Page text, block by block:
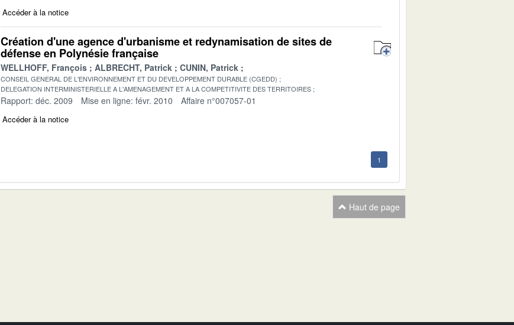
Accéder à la notice
Création d'une agence d'urbanisme et redynamisation de sites de
défense en Polynésie française
WELLHOFF, François ALBRECHT, Patrick CUNIN, Patrick
CONSEIL GENERAL DE L'ENVIRONNEMENT ET DU DEVELOPPEMENT DURABLE (CGEDD)
DELEGATION INTERMINISTERIELLE A L'AMENAGEMENT ET A LA COMPETITIVITE DES TERRITOIRES
Rapport: déc. 2009 Mise en ligne: févr. 2010 Affaire n°007057-01
Accéder à la notice
1
Haut de page